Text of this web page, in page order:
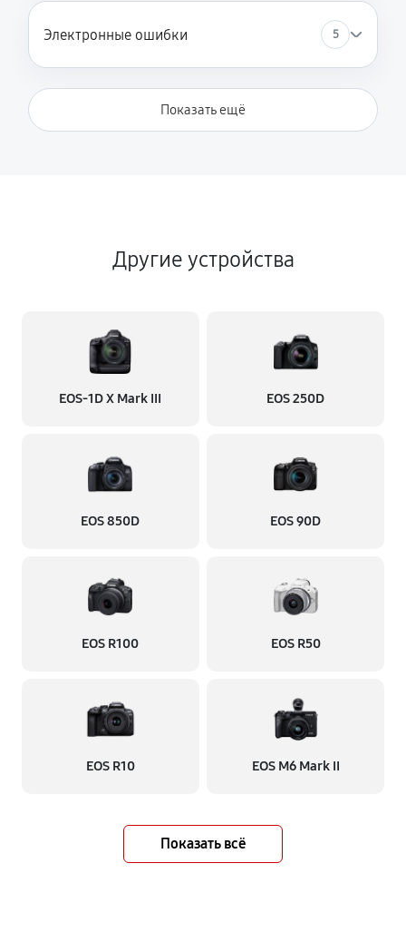
Электронные ошибки 5
Показать ещё
Другие устройства
EOS‑1D X Mark III EOS 250D
EOS 850D EOS 90D
EOS R100 EOS R50
EOS R10 EOS M6 Mark II
Показать всё